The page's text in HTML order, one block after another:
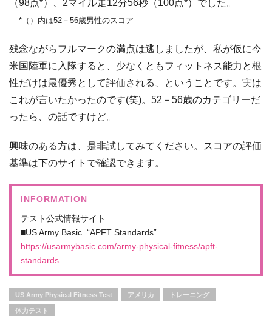
（98点*）、2マイル走12分56秒（100点*）でした。
*（）内は52－56歳男性のスコア
残念ながらフルマークの満点は逃しましたが、私が仮に今
米国陸軍に入隊すると、少なくともフィットネス能力と根
性だけは最優秀として評価される、ということです。実は
これが言いたかったのです(笑)。52－56歳のカテゴリーだ
ったら、の話ですけど。
興味のある方は、是非試してみてください。スコアの評価
基準は下のサイトで確認できます。
INFORMATION
テスト公式情報サイト
■US Army Basic. “APFT Standards”
https://usarmybasic.com/army-physical-fitness/apft-
standards
US Army Physical Fitness Test アメリカ トレーニング
体力テスト